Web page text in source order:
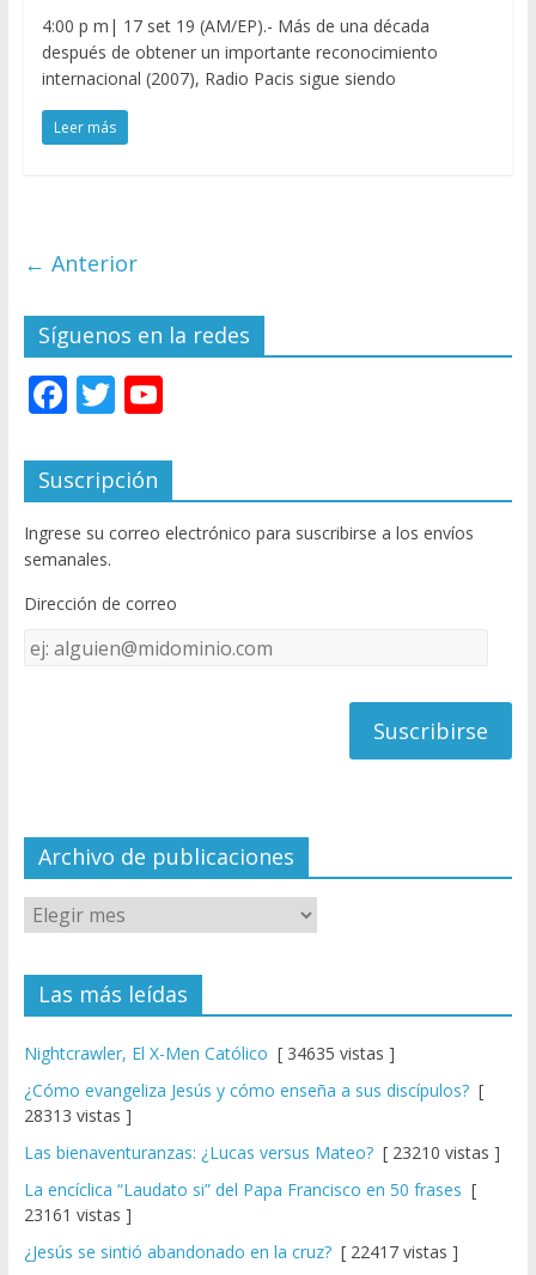
4:00 p m| 17 set 19 (AM/EP).- Más de una década
después de obtener un importante reconocimiento
internacional (2007), Radio Pacis sigue siendo
Leer más
← Anterior
Síguenos en la redes
F
e
b
o
o
k
T
itt
er
Y
u
T
u
e
C
el
Suscripción
Ingrese su correo electrónico para suscribirse a los envíos
semanales.
Dirección de correo
Dirección
de
Archivo de publicaciones
Las más leídas
Nightcrawler, El X-Men Católico [ 34635 vistas ]
¿Cómo evangeliza Jesús y cómo enseña a sus discípulos?[
28313 vistas ]
Las bienaventuranzas: ¿Lucas versus Mateo?[ 23210 vistas ]
La encíclica “Laudato si” del Papa Francisco en 50 frases [
23161 vistas ]
¿Jesús se sintió abandonado en la cruz?[ 22417 vistas ]